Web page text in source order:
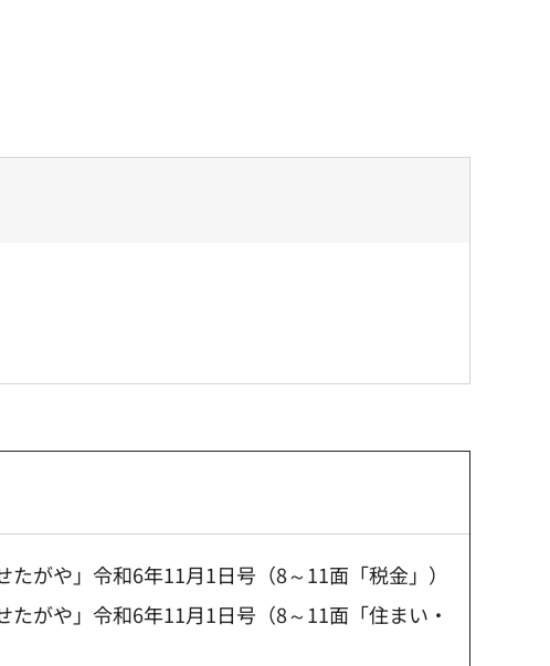
たがや」令和6年11月1日号（8～11面「税金」）
たがや」令和6年11月1日号（8～11面「住まい・